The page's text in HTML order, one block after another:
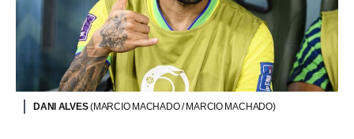
DANI ALVES(MARCIO MACHADO / MARCIO MACHADO)